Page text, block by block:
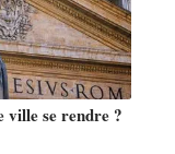
ville se rendre ?